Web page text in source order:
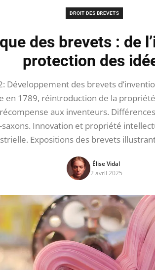
DROIT DES BREVETS
des brevets : de
protection des
Développement des brevets
en 1789, réintroduction de la
aux inventeurs.
saxons. Innovation et propriété
Expositions des brevets
Élise Vidal
2 avril 2025